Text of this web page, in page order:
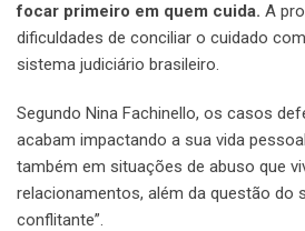
focar primeiro em quem cuida. A
dificuldades de conciliar o cuidado
sistema judiciário brasileiro.
Segundo Nina Fachinello, os casos
acabam impactando a sua vida
também em situações de abuso que
relacionamentos, além da questão do
conflitante”.